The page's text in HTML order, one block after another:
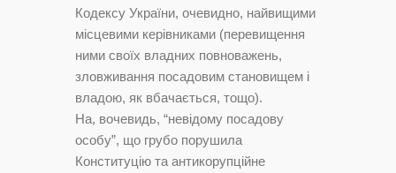
Кодексу України, очевидно, найвищими
місцевими керівниками (перевищення
ними своїх владних повноважень,
зловживання посадовим становищем і
владою, як вбачається, тощо).
На, вочевидь, “невідому посадову
особу”, що грубо порушила
Конституцію та антикорупційне